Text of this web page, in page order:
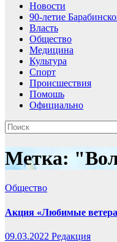
Новости
90-летие
Власть
Общество
Медицина
Культура
Спорт
Происшествия
Помошь
Официально
Метка:
Общество
Акция «Любимые
09.03.2022 Редакция